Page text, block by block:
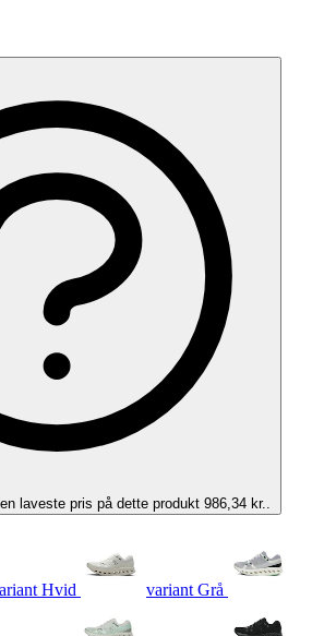
laveste pris på dette produkt 986,34 kr..
Hvid variant Grå